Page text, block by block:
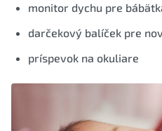
monitor dychu pre
darčekový balíček pre
príspevok na okuliare